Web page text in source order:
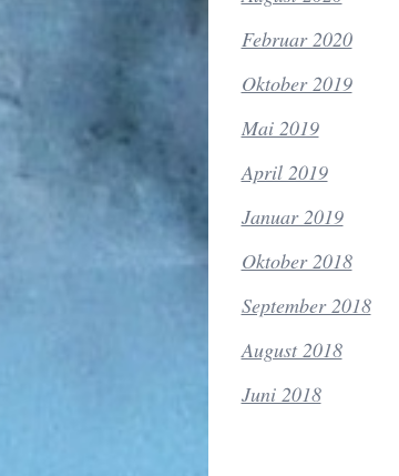
Februar 2020
Oktober 2019
Mai 2019
April 2019
Januar 2019
Oktober 2018
September 2018
August 2018
Juni 2018